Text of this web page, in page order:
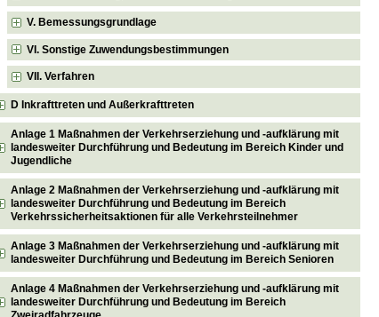
V. Bemessungsgrundlage
VI. Sonstige Zuwendungsbestimmungen
VII. Verfahren
D Inkrafttreten und Außerkrafttreten
Anlage 1 Maßnahmen der Verkehrserziehung und -aufklärung mit
landesweiter Durchführung und Bedeutung im Bereich Kinder und
Jugendliche
Anlage 2 Maßnahmen der Verkehrserziehung und -aufklärung mit
landesweiter Durchführung und Bedeutung im Bereich
Verkehrssicherheitsaktionen für alle Verkehrsteilnehmer
Anlage 3 Maßnahmen der Verkehrserziehung und -aufklärung mit
landesweiter Durchführung und Bedeutung im Bereich Senioren
Anlage 4 Maßnahmen der Verkehrserziehung und -aufklärung mit
landesweiter Durchführung und Bedeutung im Bereich